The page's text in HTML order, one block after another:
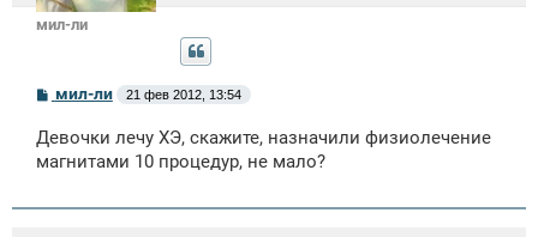
мил-ли
С
о
б
щ
и
мил-ли 21 фев 2012, 13:54
Девочки лечу ХЭ, скажите, назначили физиолечение
магнитами 10 процедур, не мало?